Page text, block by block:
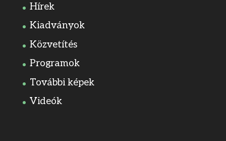
Hírek
Kiadványok
Közvetítés
Programok
További képek
Videók